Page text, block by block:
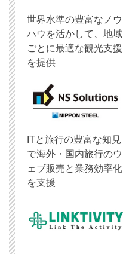
世界水準の豊富なノウ
ハウを活かして、地域
ごとに最適な観光支援
を提供
ITと旅行の豊富な知見
で海外・国内旅行のウ
ェブ販売と業務効率化
を支援